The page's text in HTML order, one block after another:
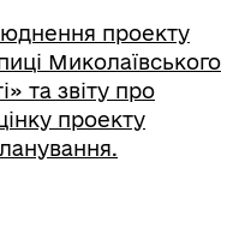
проекту
Миколаївського
та звіту про
проекту